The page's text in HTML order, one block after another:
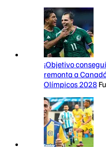
¡Objetivo
remonta a
Olímpicos 2028